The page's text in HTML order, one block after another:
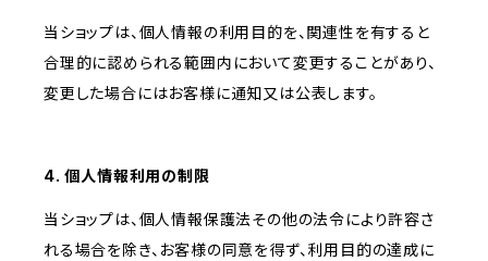
当ショップは、個人情報の利用目的を、関連性を有すると
合理的に認められる範囲内において変更することがあり、
変更した場合にはお客様に通知又は公表します。
4. 個人情報利用の制限
当ショップは、個人情報保護法その他の法令により許容さ
れる場合を除き、お客様の同意を得ず、利用目的の達成に